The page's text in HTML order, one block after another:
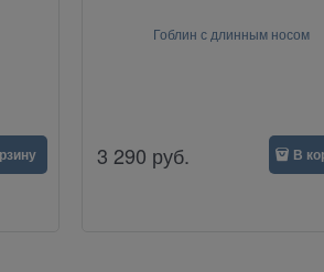
Гоблин с длинным носом
3 290 руб. В